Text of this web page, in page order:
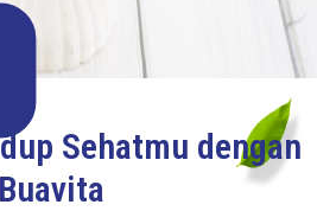
Buah!
Sehatmu dengan
Buavita